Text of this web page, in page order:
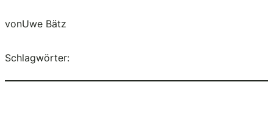
vonUwe Bätz
Schlagwörter: